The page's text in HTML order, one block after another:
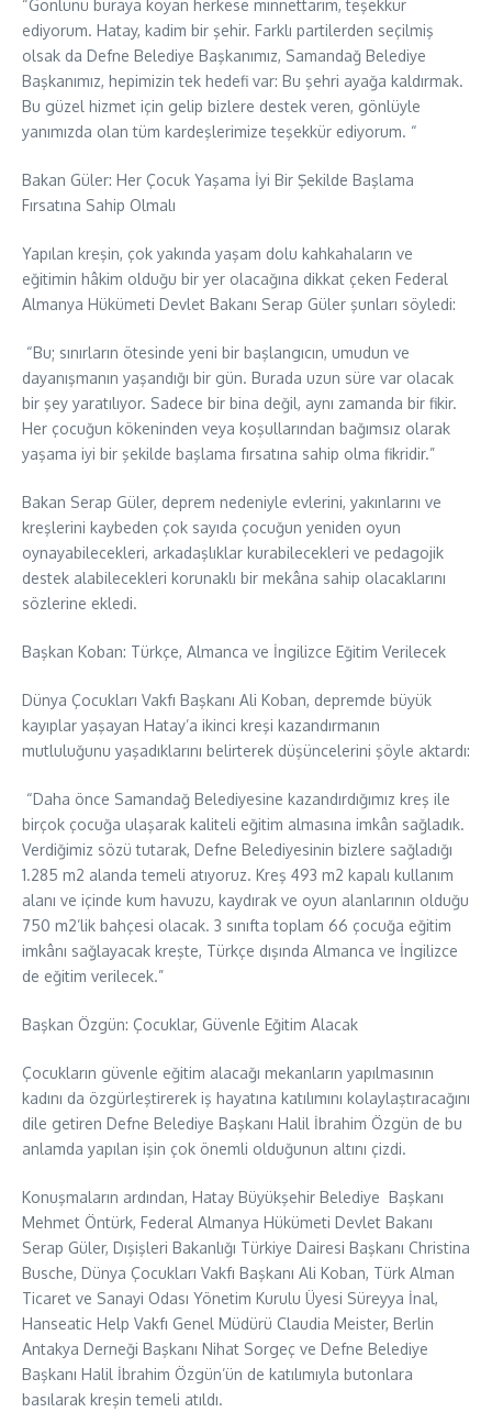
“Gönlünü buraya koyan herkese minnettarım, teşekkür
ediyorum. Hatay, kadim bir şehir. Farklı partilerden seçilmiş
olsak da Defne Belediye Başkanımız, Samandağ Belediye
Başkanımız, hepimizin tek hedefi var: Bu şehri ayağa kaldırmak.
Bu güzel hizmet için gelip bizlere destek veren, gönlüyle
yanımızda olan tüm kardeşlerimize teşekkür ediyorum. “
Bakan Güler: Her Çocuk Yaşama İyi Bir Şekilde Başlama
Fırsatına Sahip Olmalı
Yapılan kreşin, çok yakında yaşam dolu kahkahaların ve
eğitimin hâkim olduğu bir yer olacağına dikkat çeken Federal
Almanya Hükümeti Devlet Bakanı Serap Güler şunları söyledi:
“Bu; sınırların ötesinde yeni bir başlangıcın, umudun ve
dayanışmanın yaşandığı bir gün. Burada uzun süre var olacak
bir şey yaratılıyor. Sadece bir bina değil, aynı zamanda bir fikir.
Her çocuğun kökeninden veya koşullarından bağımsız olarak
yaşama iyi bir şekilde başlama fırsatına sahip olma fikridir.”
Bakan Serap Güler, deprem nedeniyle evlerini, yakınlarını ve
kreşlerini kaybeden çok sayıda çocuğun yeniden oyun
oynayabilecekleri, arkadaşlıklar kurabilecekleri ve pedagojik
destek alabilecekleri korunaklı bir mekâna sahip olacaklarını
sözlerine ekledi.
Başkan Koban: Türkçe, Almanca ve İngilizce Eğitim Verilecek
Dünya Çocukları Vakfı Başkanı Ali Koban, depremde büyük
kayıplar yaşayan Hatay’a ikinci kreşi kazandırmanın
mutluluğunu yaşadıklarını belirterek düşüncelerini şöyle aktardı:
“Daha önce Samandağ Belediyesine kazandırdığımız kreş ile
birçok çocuğa ulaşarak kaliteli eğitim almasına imkân sağladık.
Verdiğimiz sözü tutarak, Defne Belediyesinin bizlere sağladığı
1.285 m2 alanda temeli atıyoruz. Kreş 493 m2 kapalı kullanım
alanı ve içinde kum havuzu, kaydırak ve oyun alanlarının olduğu
750 m2’lik bahçesi olacak. 3 sınıfta toplam 66 çocuğa eğitim
imkânı sağlayacak kreşte, Türkçe dışında Almanca ve İngilizce
de eğitim verilecek.”
Başkan Özgün: Çocuklar, Güvenle Eğitim Alacak
Çocukların güvenle eğitim alacağı mekanların yapılmasının
kadını da özgürleştirerek iş hayatına katılımını kolaylaştıracağını
dile getiren Defne Belediye Başkanı Halil İbrahim Özgün de bu
anlamda yapılan işin çok önemli olduğunun altını çizdi.
Konuşmaların ardından, Hatay Büyükşehir Belediye Başkanı
Mehmet Öntürk, Federal Almanya Hükümeti Devlet Bakanı
Serap Güler, Dışişleri Bakanlığı Türkiye Dairesi Başkanı Christina
Busche, Dünya Çocukları Vakfı Başkanı Ali Koban, Türk Alman
Ticaret ve Sanayi Odası Yönetim Kurulu Üyesi ⁠Süreyya İnal,
Hanseatic Help Vakfı Genel Müdürü ⁠Claudia Meister, Berlin
Antakya Derneği Başkanı Nihat Sorgeç ve ⁠Defne Belediye
Başkanı Halil İbrahim Özgün’ün de katılımıyla butonlara
basılarak kreşin temeli atıldı.